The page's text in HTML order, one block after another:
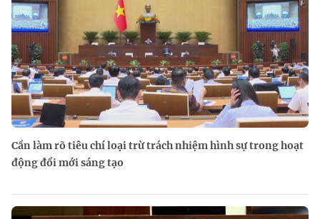
Cần làm rõ tiêu chí loại trừ trách nhiệm hình sự trong hoạt
động đổi mới sáng tạo